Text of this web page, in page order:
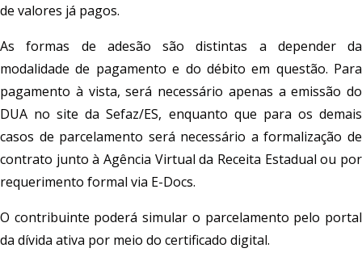
de valores já pagos.
As formas de adesão são distintas a depender da
modalidade de pagamento e do débito em questão. Para
pagamento à vista, será necessário apenas a emissão do
DUA no site da Sefaz/ES, enquanto que para os demais
casos de parcelamento será necessário a formalização de
contrato junto à Agência Virtual da Receita Estadual ou por
requerimento formal via E-Docs.
O contribuinte poderá simular o parcelamento pelo portal
da dívida ativa por meio do certificado digital.